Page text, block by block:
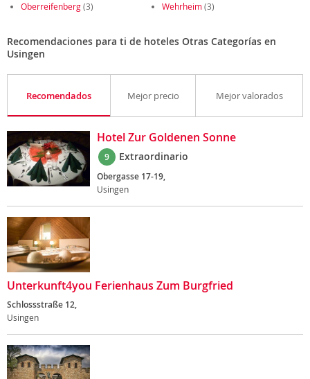
Oberreifenberg(3) Wehrheim(3)
Recomendaciones para ti de hoteles Otras Categorías en
Usingen
Recomendados Mejor precio Mejor valorados
Hotel Zur Goldenen Sonne
9 Extraordinario
Obergasse 17-19,
Usingen
Unterkunft4you Ferienhaus Zum Burgfried
Schlossstraße 12,
Usingen